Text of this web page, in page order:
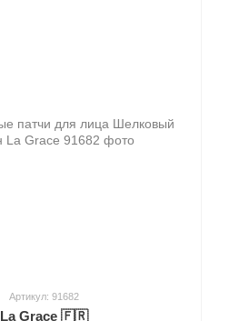
Артикул: 91682
La Grace 🇫🇷